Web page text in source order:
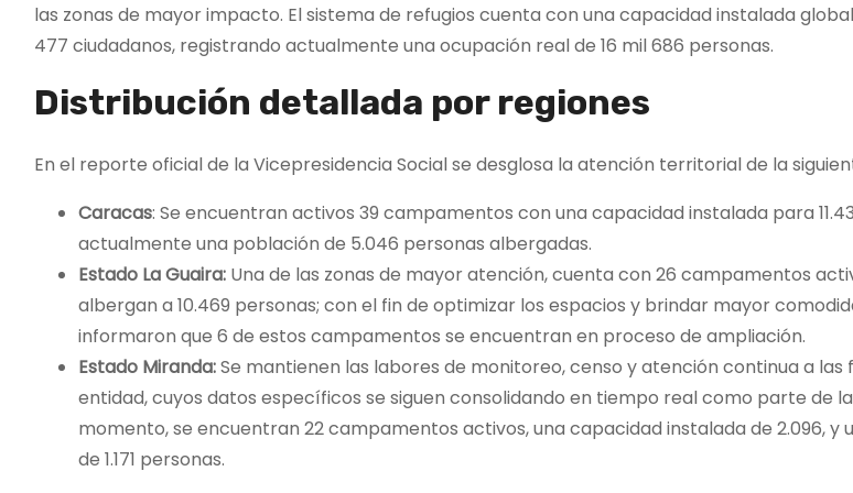
las zonas de mayor impacto. El sistema de refugios cuenta con una capacidad instalada
477 ciudadanos, registrando actualmente una ocupación real de 16 mil 686 personas.
Distribución detallada por regiones
En el reporte oficial de la Vicepresidencia Social se desglosa la atención territorial de la
Caracas: Se encuentran activos 39 campamentos con una capacidad instalada para
actualmente una población de 5.046 personas albergadas.
Estado La Guaira: Una de las zonas de mayor atención, cuenta con 26 campamentos
albergan a 10.469 personas; con el fin de optimizar los espacios y brindar mayor
informaron que 6 de estos campamentos se encuentran en proceso de ampliación.
Estado Miranda:Se mantienen las labores de monitoreo, censo y atención continua a las
entidad, cuyos datos específicos se siguen consolidando en tiempo real como parte de
momento, se encuentran 22 campamentos activos, una capacidad instalada de 2.096, y
de 1.171 personas.